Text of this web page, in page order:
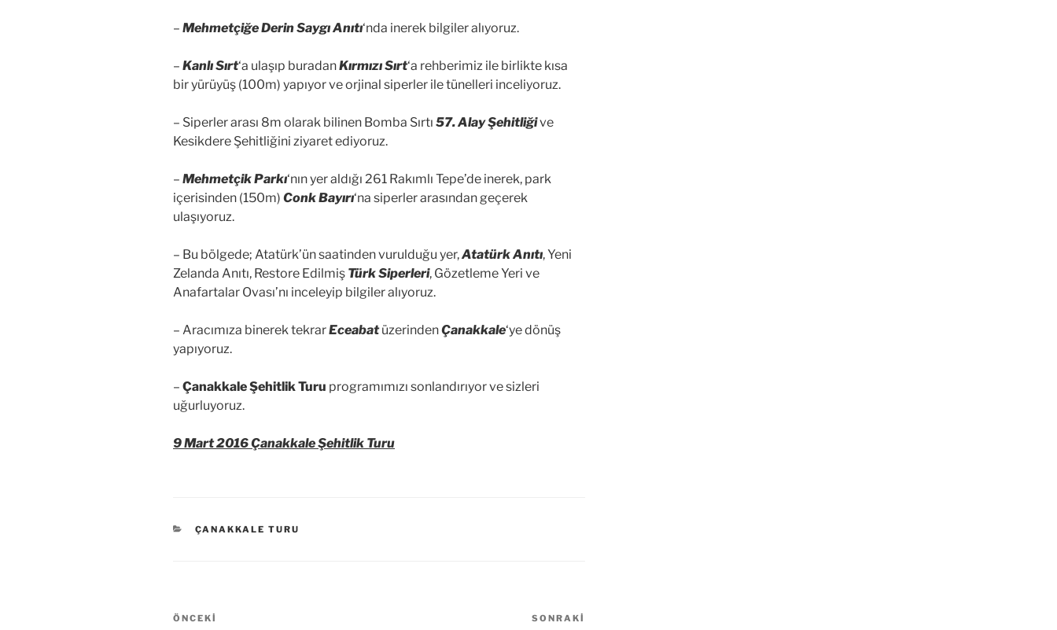
– Mehmetçiğe Derin Saygı Anıtı‘nda inerek bilgiler alıyoruz.
– Kanlı Sırt‘a ulaşıp buradanKırmızı Sırt‘a rehberimiz ile birlikte kısa
bir yürüyüş (100m) yapıyor ve orjinal siperler ile tünelleri inceliyoruz.
– Siperler arası 8m olarak bilinen Bomba Sırtı 57. Alay Şehitliğive
Kesikdere Şehitliğini ziyaret ediyoruz.
– Mehmetçik Parkı‘nın yer aldığı 261 Rakımlı Tepe’de inerek, park
içerisinden (150m) Conk Bayırı‘na siperler arasından geçerek
ulaşıyoruz.
– Bu bölgede; Atatürk’ün saatinden vurulduğu yer,Atatürk Anıtı, Yeni
Zelanda Anıtı, Restore Edilmiş Türk Siperleri, Gözetleme Yeri ve
Anafartalar Ovası’nı inceleyip bilgiler alıyoruz.
– Aracımıza binerek tekrarEceabatüzerindenÇanakkale‘ye dönüş
yapıyoruz.
– Çanakkale Şehitlik Turu programımızı sonlandırıyor ve sizleri
uğurluyoruz.
9 Mart 2016 Çanakkale Şehitlik Turu
KATEGORILER
ÇANAKKALE TURU
Yazı
Önceki
ÖNCEKI SONRAKI